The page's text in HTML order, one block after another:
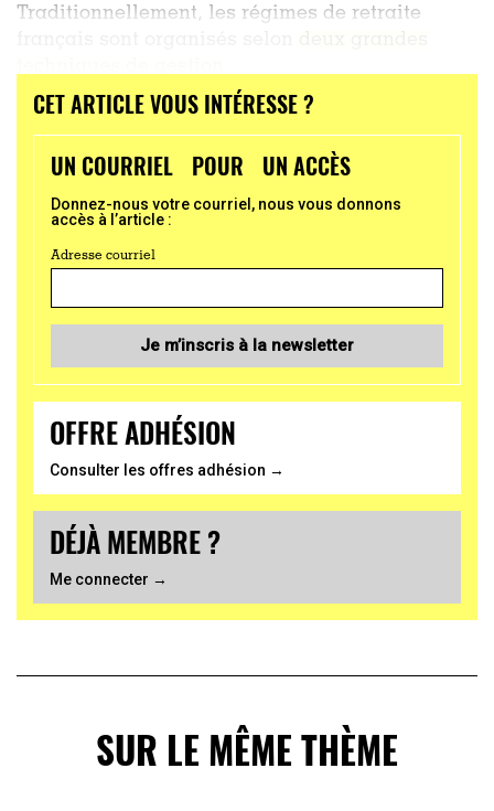
Traditionnellement, les régimes de retraite
CET ARTICLE VOUS INTÉRESSE ?
UN COURRIEL POUR UN ACCÈS
Donnez-nous votre courriel, nous vous donnons
accès à l’article :
Adresse courriel
Je m’inscris à la newsletter
OFFRE ADHÉSION
Consulter les offres adhésion →
DÉJÀ MEMBRE ?
Me connecter →
SUR LE MÊME THÈME